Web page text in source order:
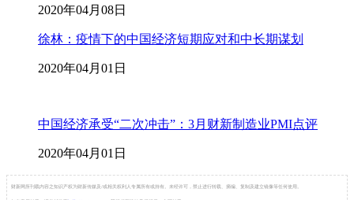
2020年04月08日
徐林：疫情下的中国经济短期应对和中长期谋划
2020年04月01日
中国经济承受“二次冲击”：3月财新制造业PMI点评
2020年04月01日
财新网所刊载内容之知识产权为财新传媒及/或相关权利人专属所有或持有。未经许可，禁止进行转载、摘编、复制及建立镜像等任何使用。